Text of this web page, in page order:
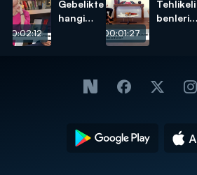
00:02:12
Gebelikte
hangi
00:01:27
Tehlikeli
benleri